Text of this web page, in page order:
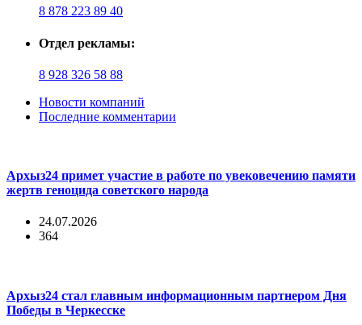
8 878 223 89 40
Отдел рекламы:
8 928 326 58 88
Новости компаний
Последние комментарии
Архыз24 примет участие в работе по увековечению памяти
жертв геноцида советского народа
24.07.2026
364
Архыз24 стал главным информационным партнером Дня
Победы в Черкесске